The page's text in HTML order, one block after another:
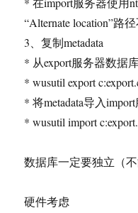
“Alternate location”路
3、复制metadata
* 从export服务器数据
* wusutil export
* 将metadata导入
* wusutil import
数据库一定要独立（不
硬件考虑